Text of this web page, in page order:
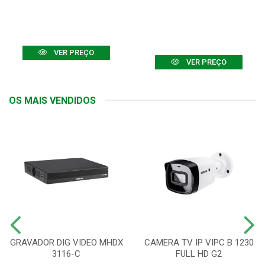
VER PREÇO
VER PREÇO
OS MAIS VENDIDOS
GRAVADOR DIG VIDEO MHDX
3116-C
CAMERA TV IP VIPC B 1230
FULL HD G2